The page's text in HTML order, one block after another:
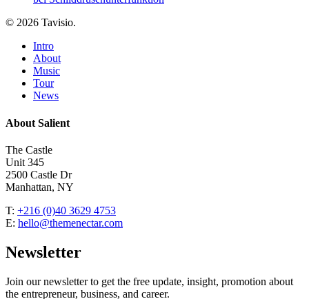
© 2026 Tavisio.
Close
Menu
Intro
About
Music
Tour
News
About Salient
The Castle
Unit 345
2500 Castle Dr
Manhattan, NY
T: +216 (0)40 3629 4753
E: hello@themenectar.com
Newsletter
Join our newsletter to get the free update, insight, promotion about
the entrepreneur, business, and career.